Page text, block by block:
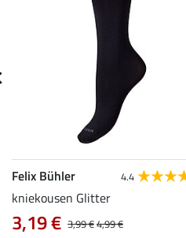
Felix Bühler 4.4
kniekousen Glitter
3,99 €4,99 €
3,19 €